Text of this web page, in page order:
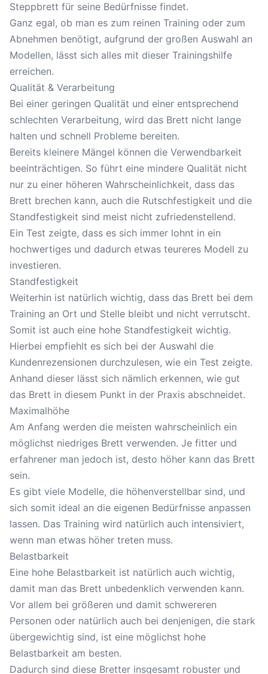
Steppbrett für seine Bedürfnisse findet.
Ganz egal, ob man es zum reinen Training oder zum
Abnehmen benötigt, aufgrund der großen Auswahl an
Modellen, lässt sich alles mit dieser Trainingshilfe
erreichen.
Qualität & Verarbeitung
Bei einer geringen Qualität und einer entsprechend
schlechten Verarbeitung, wird das Brett nicht lange
halten und schnell Probleme bereiten.
Bereits kleinere Mängel können die Verwendbarkeit
beeinträchtigen. So führt eine mindere Qualität nicht
nur zu einer höheren Wahrscheinlichkeit, dass das
Brett brechen kann, auch die Rutschfestigkeit und die
Standfestigkeit sind meist nicht zufriedenstellend.
Ein Test zeigte, dass es sich immer lohnt in ein
hochwertiges und dadurch etwas teureres Modell zu
investieren.
Standfestigkeit
Weiterhin ist natürlich wichtig, dass das Brett bei dem
Training an Ort und Stelle bleibt und nicht verrutscht.
Somit ist auch eine hohe Standfestigkeit wichtig.
Hierbei empfiehlt es sich bei der Auswahl die
Kundenrezensionen durchzulesen, wie ein Test zeigte.
Anhand dieser lässt sich nämlich erkennen, wie gut
das Brett in diesem Punkt in der Praxis abschneidet.
Maximalhöhe
Am Anfang werden die meisten wahrscheinlich ein
möglichst niedriges Brett verwenden. Je fitter und
erfahrener man jedoch ist, desto höher kann das Brett
sein.
Es gibt viele Modelle, die höhenverstellbar sind, und
sich somit ideal an die eigenen Bedürfnisse anpassen
lassen. Das Training wird natürlich auch intensiviert,
wenn man etwas höher treten muss.
Belastbarkeit
Eine hohe Belastbarkeit ist natürlich auch wichtig,
damit man das Brett unbedenklich verwenden kann.
Vor allem bei größeren und damit schwereren
Personen oder natürlich auch bei denjenigen, die stark
übergewichtig sind, ist eine möglichst hohe
Belastbarkeit am besten.
Dadurch sind diese Bretter insgesamt robuster und